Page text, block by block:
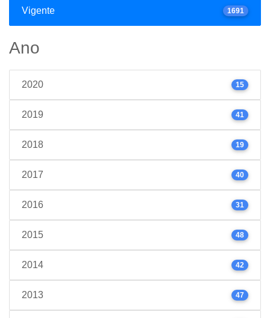
Vigente 1691
Ano
2020 15
2019 41
2018 19
2017 40
2016 31
2015 48
2014 42
2013 47